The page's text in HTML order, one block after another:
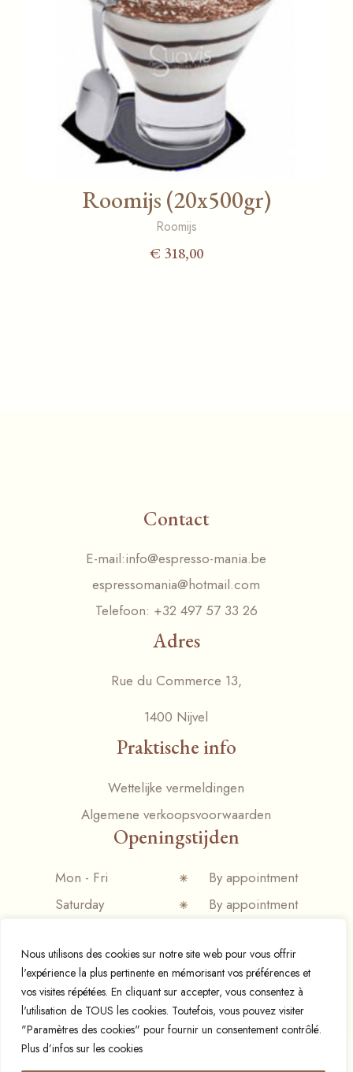
Nous utilisons des cookies sur notre site web pour vous offrir
l'expérience la plus pertinente en mémorisant vos préférences et
vos visites répétées. En cliquant sur accepter, vous consentez à
l'utilisation de TOUS les cookies. Toutefois, vous pouvez visiter
"Paramètres des cookies" pour fournir un consentement contrôlé.
Plus d’infos sur les cookies
Roomijs (20x500gr)
Roomijs
€ 318,00
Contact
E-mail:info@espresso-mania.be
espressomania@hotmail.com
Telefoon: +32 497 57 33 26
Adres
Rue du Commerce 13,
1400 Nijvel
Praktische info
Wettelijke vermeldingen
Algemene verkoopsvoorwaarden
Openingstijden
Mon - Fri
By appointment
Saturday
By appointment
© 2024 Espresso mania, Designed and developed by
Français(